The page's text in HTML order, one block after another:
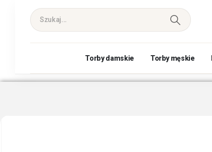
Torby damskie Torby męskie